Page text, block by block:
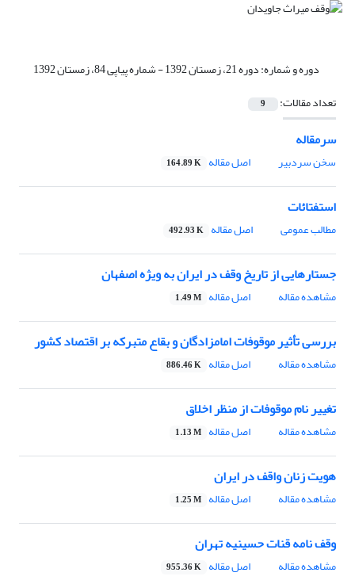
دوره و شماره:دوره 21، زمستان 1392 - شماره پیاپی 84، زمستان 1392
تعداد مقالات:
9
سرمقاله
سخن سردبیر اصل مقاله 164.89 K
استفتائات
مطالب عمومی اصل مقاله 492.93 K
جستارهایی از تاریخ وقف در ایران به ویژه اصفهان
مشاهده مقاله اصل مقاله 1.49 M
بررسی تأثیر موقوفات امامزادگان و بقاع متبرکه بر اقتصاد کشور
مشاهده مقاله اصل مقاله 886.46 K
تغییر نام موقوفات از منظر اخلاق
مشاهده مقاله اصل مقاله 1.13 M
هویت زنان واقف در ایران
مشاهده مقاله اصل مقاله 1.25 M
وقف نامه قنات حسینیه تهران
مشاهده مقاله اصل مقاله 955.36 K